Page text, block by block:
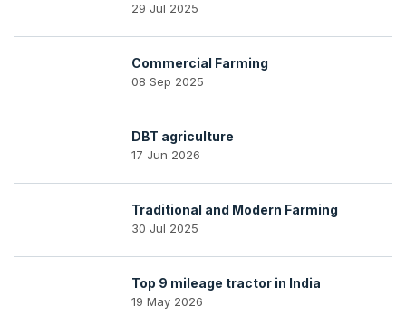
29 Jul 2025
Commercial Farming
08 Sep 2025
DBT agriculture
17 Jun 2026
Traditional and Modern Farming
30 Jul 2025
Top 9 mileage tractor in India
19 May 2026